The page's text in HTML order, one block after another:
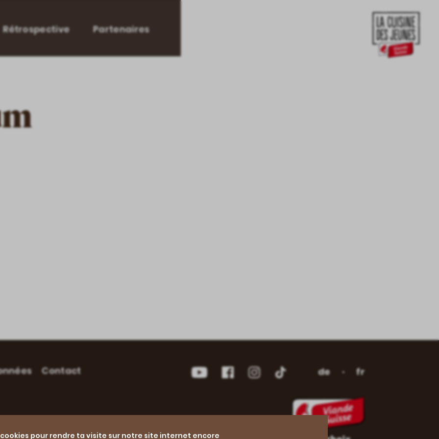
cookies pour rendre ta visite sur notre site internet encore
Rétrospective Partenaires
Contact YouTubeFacebookInstagramInstagram
de fr